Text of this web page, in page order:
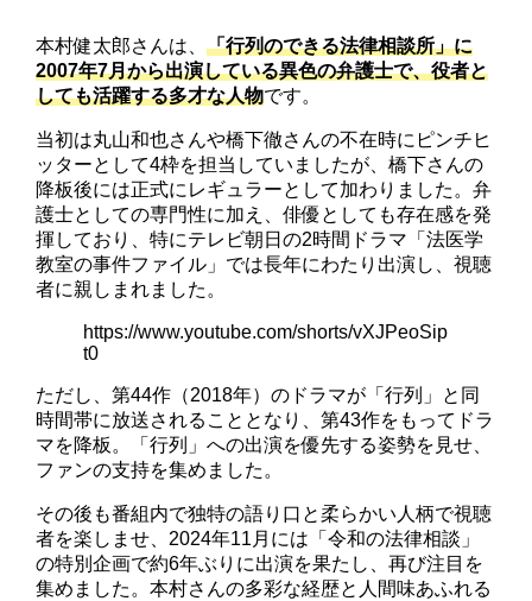
本村健太郎さんは、「行列のできる法律相談所」に
2007年7月から出演している異色の弁護士で、役者と
しても活躍する多才な人物です。
当初は丸山和也さんや橋下徹さんの不在時にピンチヒ
ッターとして4枠を担当していましたが、橋下さんの
降板後には正式にレギュラーとして加わりました。弁
護士としての専門性に加え、俳優としても存在感を発
揮しており、特にテレビ朝日の2時間ドラマ「法医学
教室の事件ファイル」では長年にわたり出演し、視聴
者に親しまれました。
https://www.youtube.com/shorts/vXJPeoSip
t0
ただし、第44作（2018年）のドラマが「行列」と同
時間帯に放送されることとなり、第43作をもってドラ
マを降板。「行列」への出演を優先する姿勢を見せ、
ファンの支持を集めました。
その後も番組内で独特の語り口と柔らかい人柄で視聴
者を楽しませ、2024年11月には「令和の法律相談」
の特別企画で約6年ぶりに出演を果たし、再び注目を
集めました。本村さんの多彩な経歴と人間味あふれる